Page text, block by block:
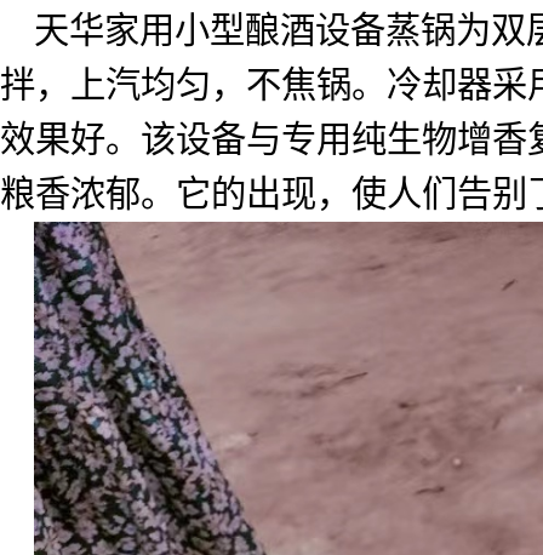
天华家用小型酿酒设备蒸锅为
拌，上汽均匀，不焦锅。冷却器
效果好。该设备与专用纯生物增
粮香浓郁。它的出现，使人们告